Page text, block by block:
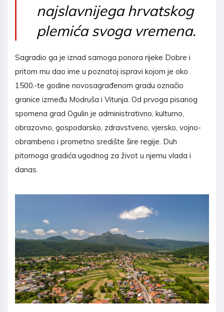
najslavnijega hrvatskog
plemića svoga vremena.
Sagradio ga je iznad samoga ponora rijeke Dobre i
pritom mu dao ime u poznatoj ispravi kojom je oko
1500.-te godine novosagrađenom gradu označio
granice između Modruša i Vitunja. Od prvoga pisanog
spomena grad Ogulin je administrativno, kulturno,
obrazovno, gospodarsko, zdravstveno, vjersko, vojno-
obrambeno i prometno središte šire regije. Duh
pitomoga gradića ugodnog za život u njemu vlada i
danas.